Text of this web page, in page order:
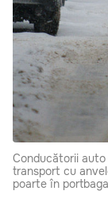
Conducătorii
transport cu
poarte în